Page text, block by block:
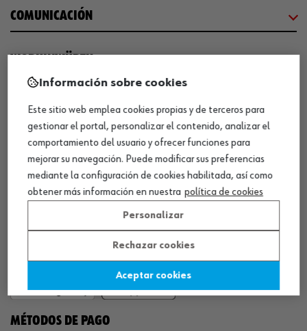
COMUNICACIÓN
NUESTROS CERTIFICADOS
¡WÜRTH EMPRESA SOLIDARIA!
¡DESCARGA NUESTRA APP!
MÉTODOS DE PAGO
Información sobre cookies
Este sitio web emplea cookies propias y de terceros para
gestionar el portal, personalizar el contenido, analizar el
comportamiento del usuario y ofrecer funciones para
mejorar su navegación. Puede modificar sus preferencias
mediante la configuración de cookies habilitada, así como
obtener más información en nuestra política de cookies
Personalizar
Rechazar cookies
Aceptar cookies